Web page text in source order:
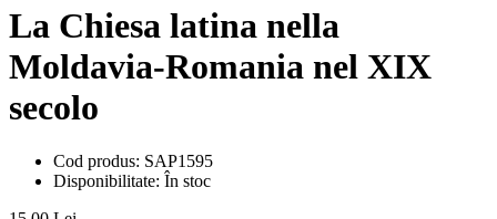
La Chiesa latina nella
Moldavia-Romania nel XIX
secolo
Cod produs: SAP1595
Disponibilitate: În stoc